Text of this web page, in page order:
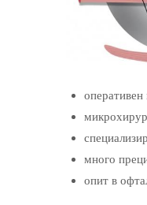
много
опит в